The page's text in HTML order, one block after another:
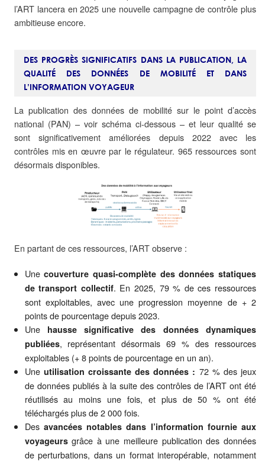
l’ART lancera en 2025 une nouvelle campagne de contrôle plus
ambitieuse encore.
DES PROGRÈS SIGNIFICATIFS DANS LA PUBLICATION, LA
QUALITÉ DES DONNÉES DE MOBILITÉ ET DANS
L’INFORMATION VOYAGEUR
La publication des données de mobilité sur le point d’accès
national (PAN) – voir schéma ci-dessous – et leur qualité se
sont significativement améliorées depuis 2022 avec les
contrôles mis en œuvre par le régulateur. 965 ressources sont
désormais disponibles.
En partant de ces ressources, l’ART observe :
Unecouverture quasi-complète des données statiques
de transport collectif. En 2025, 79 % de ces ressources
sont exploitables, avec une progression moyenne de + 2
points de pourcentage depuis 2023.
Unehausse significative des données dynamiques
publiées, représentant désormais 69 % des ressources
exploitables (+ 8 points de pourcentage en un an).
Uneutilisation croissante des données : 72 % des jeux
de données publiés à la suite des contrôles de l’ART ont été
réutilisés au moins une fois, et plus de 50 % ont été
téléchargés plus de 2 000 fois.
Desavancées notables dans l’information fournie aux
voyageursgrâce à une meilleure publication des données
de perturbations, dans un format interopérable, notamment